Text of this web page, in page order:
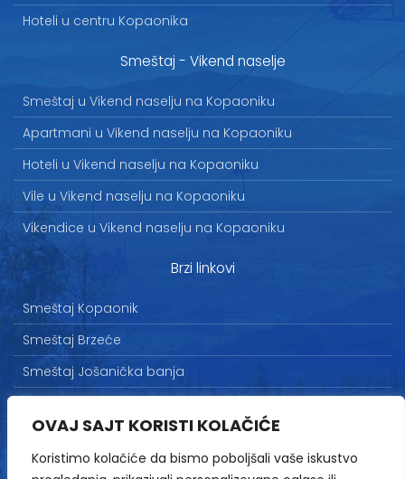
OVAJ SAJT KORISTI KOLAČIĆE
Koristimo kolačiće da bismo poboljšali vaše iskustvo
Hoteli u centru Kopaonika
Smeštaj - Vikend naselje
Smeštaj u Vikend naselju na Kopaoniku
Apartmani u Vikend naselju na Kopaoniku
Hoteli u Vikend naselju na Kopaoniku
Vile u Vikend naselju na Kopaoniku
Vikendice u Vikend naselju na Kopaoniku
Brzi linkovi
Smeštaj Kopaonik
Smeštaj Brzeće
Smeštaj Jošanička banja
Marketing
Politika privatnosti